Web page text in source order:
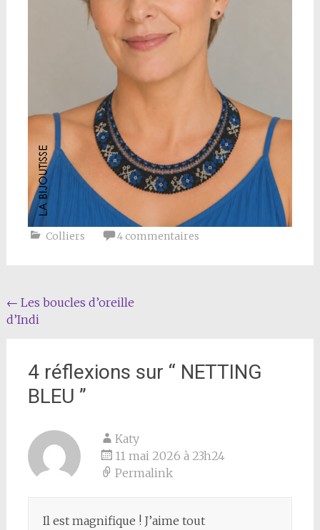
Colliers 4 commentaires
Navigation
de
← Les boucles d’oreille
d’Indi
4 réflexions sur “ NETTING
BLEU ”
Katy
11 mai 2026 à 23h24
Permalink
Il est magnifique ! J’aime tout